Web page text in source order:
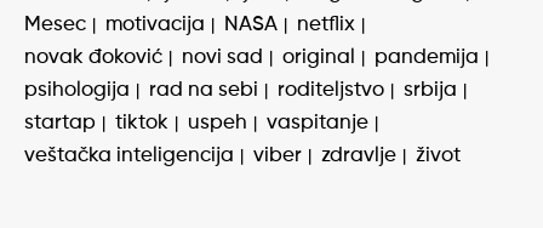
Mesec
motivacija NASA
netflix
novak đoković
novi sad original
pandemija
psihologija
rad na sebi roditeljstvo
srbija
startap
tiktok uspeh
vaspitanje
veštačka inteligencija
viber zdravlje život